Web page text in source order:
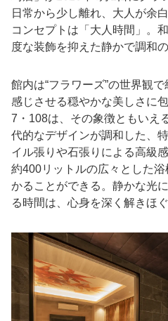
日常から少し離れ、大人が余
コンセプトは「大人時間」。
度な装飾を抑えた静かで調和
館内は“フラワーズ”の世界観
感じさせる穏やかな美しさに
7・108は、その象徴ともいえ
代的なデザインが調和した、
イル張りや石張りによる高級
約400リットルの広々とした
かることができる。静かな光
る時間は、心身を深く解きほ